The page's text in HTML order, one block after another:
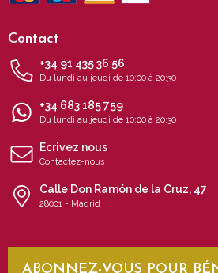
Contact
+34 91 435 36 56
Du lundi au jeudi de 10:00 à 20:30
+34 683 185 759
Du lundi au jeudi de 10:00 à 20:30
Ecrivez nous
Contactez-nous
Calle Don Ramón de la Cruz, 47
28001 - Madrid
ABONNEZ-VOUS POUR